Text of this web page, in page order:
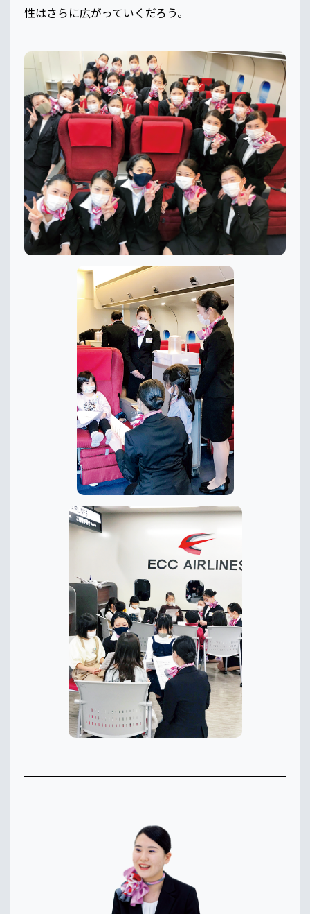
性はさらに広がっていくだろう。